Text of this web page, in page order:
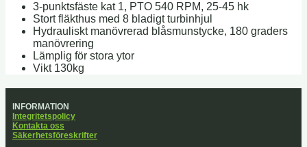
3-punktsfäste kat 1, PTO 540 RPM, 25-45 hk
Stort fläkthus med 8 bladigt turbinhjul
Hydrauliskt manövrerad blåsmunstycke, 180 graders
manövrering
Lämplig för stora ytor
Vikt 130kg
INFORMATION
Integritetspolicy
Kontakta oss
Säkerhetsföreskrifter